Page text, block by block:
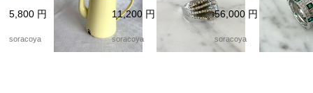
ウトドア 水差し 花
瓶 ガーデニング 12
5,800 円
soracoya
キラキラ モスグリー
ンエナメル 12acek1
4
11,200 円
soracoya
グリーンカラーのコン
ビネーション 15号
56,000 円
soracoya